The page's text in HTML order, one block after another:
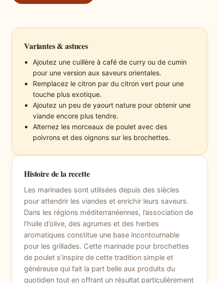
Variantes & astuces
Ajoutez une cuillère à café de curry ou de cumin
pour une version aux saveurs orientales.
Remplacez le citron par du citron vert pour une
touche plus exotique.
Ajoutez un peu de yaourt nature pour obtenir une
viande encore plus tendre.
Alternez les morceaux de poulet avec des
poivrons et des oignons sur les brochettes.
Histoire de la recette
Les marinades sont utilisées depuis des siècles
pour attendrir les viandes et enrichir leurs saveurs.
Dans les régions méditerranéennes, l’association de
l’huile d’olive, des agrumes et des herbes
aromatiques constitue une base incontournable
pour les grillades. Cette marinade pour brochettes
de poulet s’inspire de cette tradition simple et
généreuse qui fait la part belle aux produits du
quotidien tout en offrant un résultat particulièrement